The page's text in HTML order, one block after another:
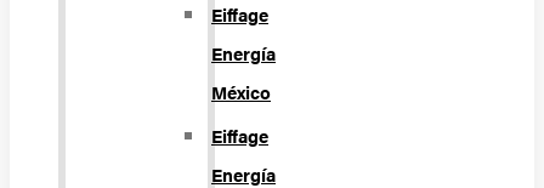
Eiffage
Energía
México
Eiffage
Energía